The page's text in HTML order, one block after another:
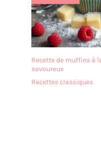
Recette de muffins à
savoureux
Recettes classiques